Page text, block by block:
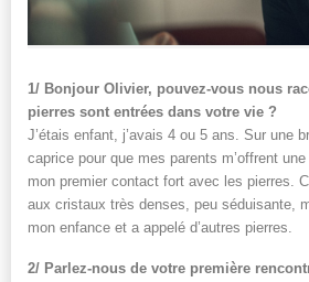
1/ Bonjour Olivier, pouvez-vous nous
pierres sont entrées dans votre vie ?
J’étais enfant, j’avais 4 ou 5 ans. Sur une
caprice pour que mes parents m’offrent
mon premier contact fort avec les pierres.
aux cristaux très denses, peu séduisante,
mon enfance et a appelé d’autres pierres.
2/ Parlez-nous de votre première